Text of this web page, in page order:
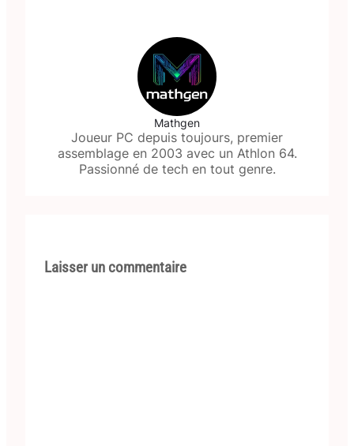
Mathgen
Joueur PC depuis toujours, premier
assemblage en 2003 avec un Athlon 64.
Passionné de tech en tout genre.
Laisser un commentaire